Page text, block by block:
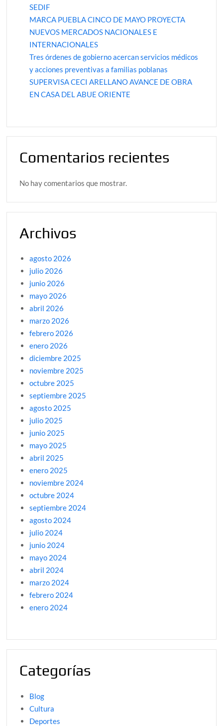
SEDIF
MARCA PUEBLA CINCO DE MAYO PROYECTA
NUEVOS MERCADOS NACIONALES E
INTERNACIONALES
Tres órdenes de gobierno acercan servicios médicos
y acciones preventivas a familias poblanas
SUPERVISA CECI ARELLANO AVANCE DE OBRA
EN CASA DEL ABUE ORIENTE
Comentarios recientes
No hay comentarios que mostrar.
Archivos
agosto 2026
julio 2026
junio 2026
mayo 2026
abril 2026
marzo 2026
febrero 2026
enero 2026
diciembre 2025
noviembre 2025
octubre 2025
septiembre 2025
agosto 2025
julio 2025
junio 2025
mayo 2025
abril 2025
enero 2025
noviembre 2024
octubre 2024
septiembre 2024
agosto 2024
julio 2024
junio 2024
mayo 2024
abril 2024
marzo 2024
febrero 2024
enero 2024
Categorías
Blog
Cultura
Deportes